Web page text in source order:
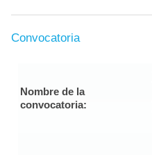
Convocatoria
Nombre de la
convocatoria: